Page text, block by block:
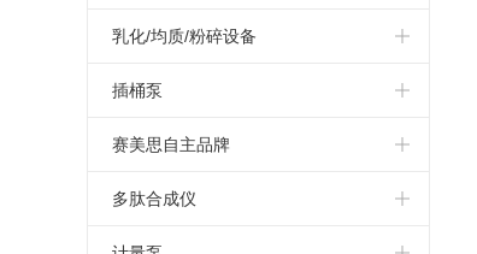
AGI反应釜系统
UNIQSIS 连续流微反应器
高精度循环水浴/油浴
德国single
HiTec Zang 全自动反应釜
Genser 大型旋转蒸发仪系统
Heidolph 磁力搅拌器
BUCHI冷冻喷雾干燥机
BUCHI旋转蒸发仪
氮吹仪
KNF真空隔膜泵
Vacuubrand无油隔膜泵
vacuubrand油泵
vacuubrand真空控制系统
vacuubrand真空规和控制器
乳化/均质/粉碎设备
ESCO真空乳化
Ystral 国际知名过程技术处理专家
KINEMATICA均质及分散技术
四亿纳米颗粒制备系统
插桶泵
化学波纹管泵
高粘度计量泵
偏心螺杆泵
赛美思自主品牌
高压反应釜
多肽合成仪